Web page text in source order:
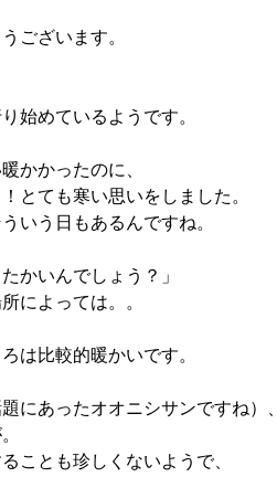
ございます。
始めているようです。
かかったのに、
とても寒い思いをしました。
いう日もあるんですね。
かいんでしょう？」
によっては。。
は比較的暖かいです。
にあったオオニシサンですね）、
ことも珍しくないようで、